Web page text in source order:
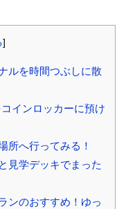
]
ルを時間つぶしに散
インロッカーに預け
所へ行ってみる！
見学デッキでまった
ンのおすすめ！ゆっ